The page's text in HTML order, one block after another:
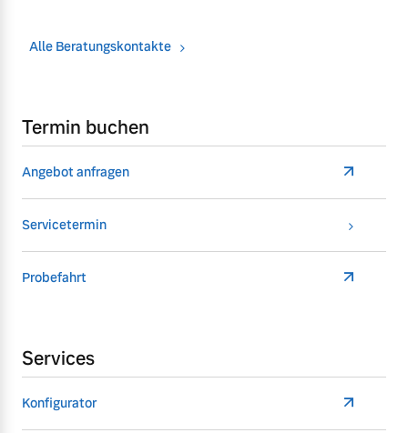
Alle Beratungskontakte
Termin buchen
Angebot anfragen
Servicetermin
Probefahrt
Services
Konfigurator